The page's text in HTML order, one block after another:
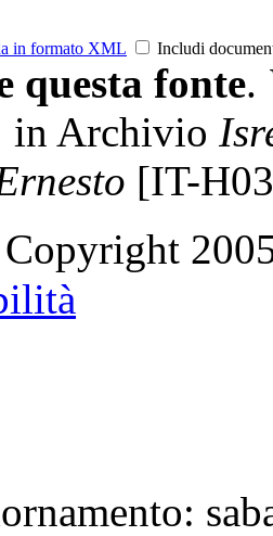
in formato XML Includi
questa fonte.
in Archivio
[IT-